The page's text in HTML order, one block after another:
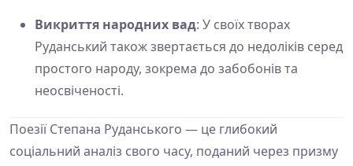
Викриття народних вад: У своїх творах
Руданський також звертається до недоліків серед
простого народу, зокрема до забобонів та
неосвіченості.
Поезії Степана Руданського — це глибокий
соціальний аналіз свого часу, поданий через призму